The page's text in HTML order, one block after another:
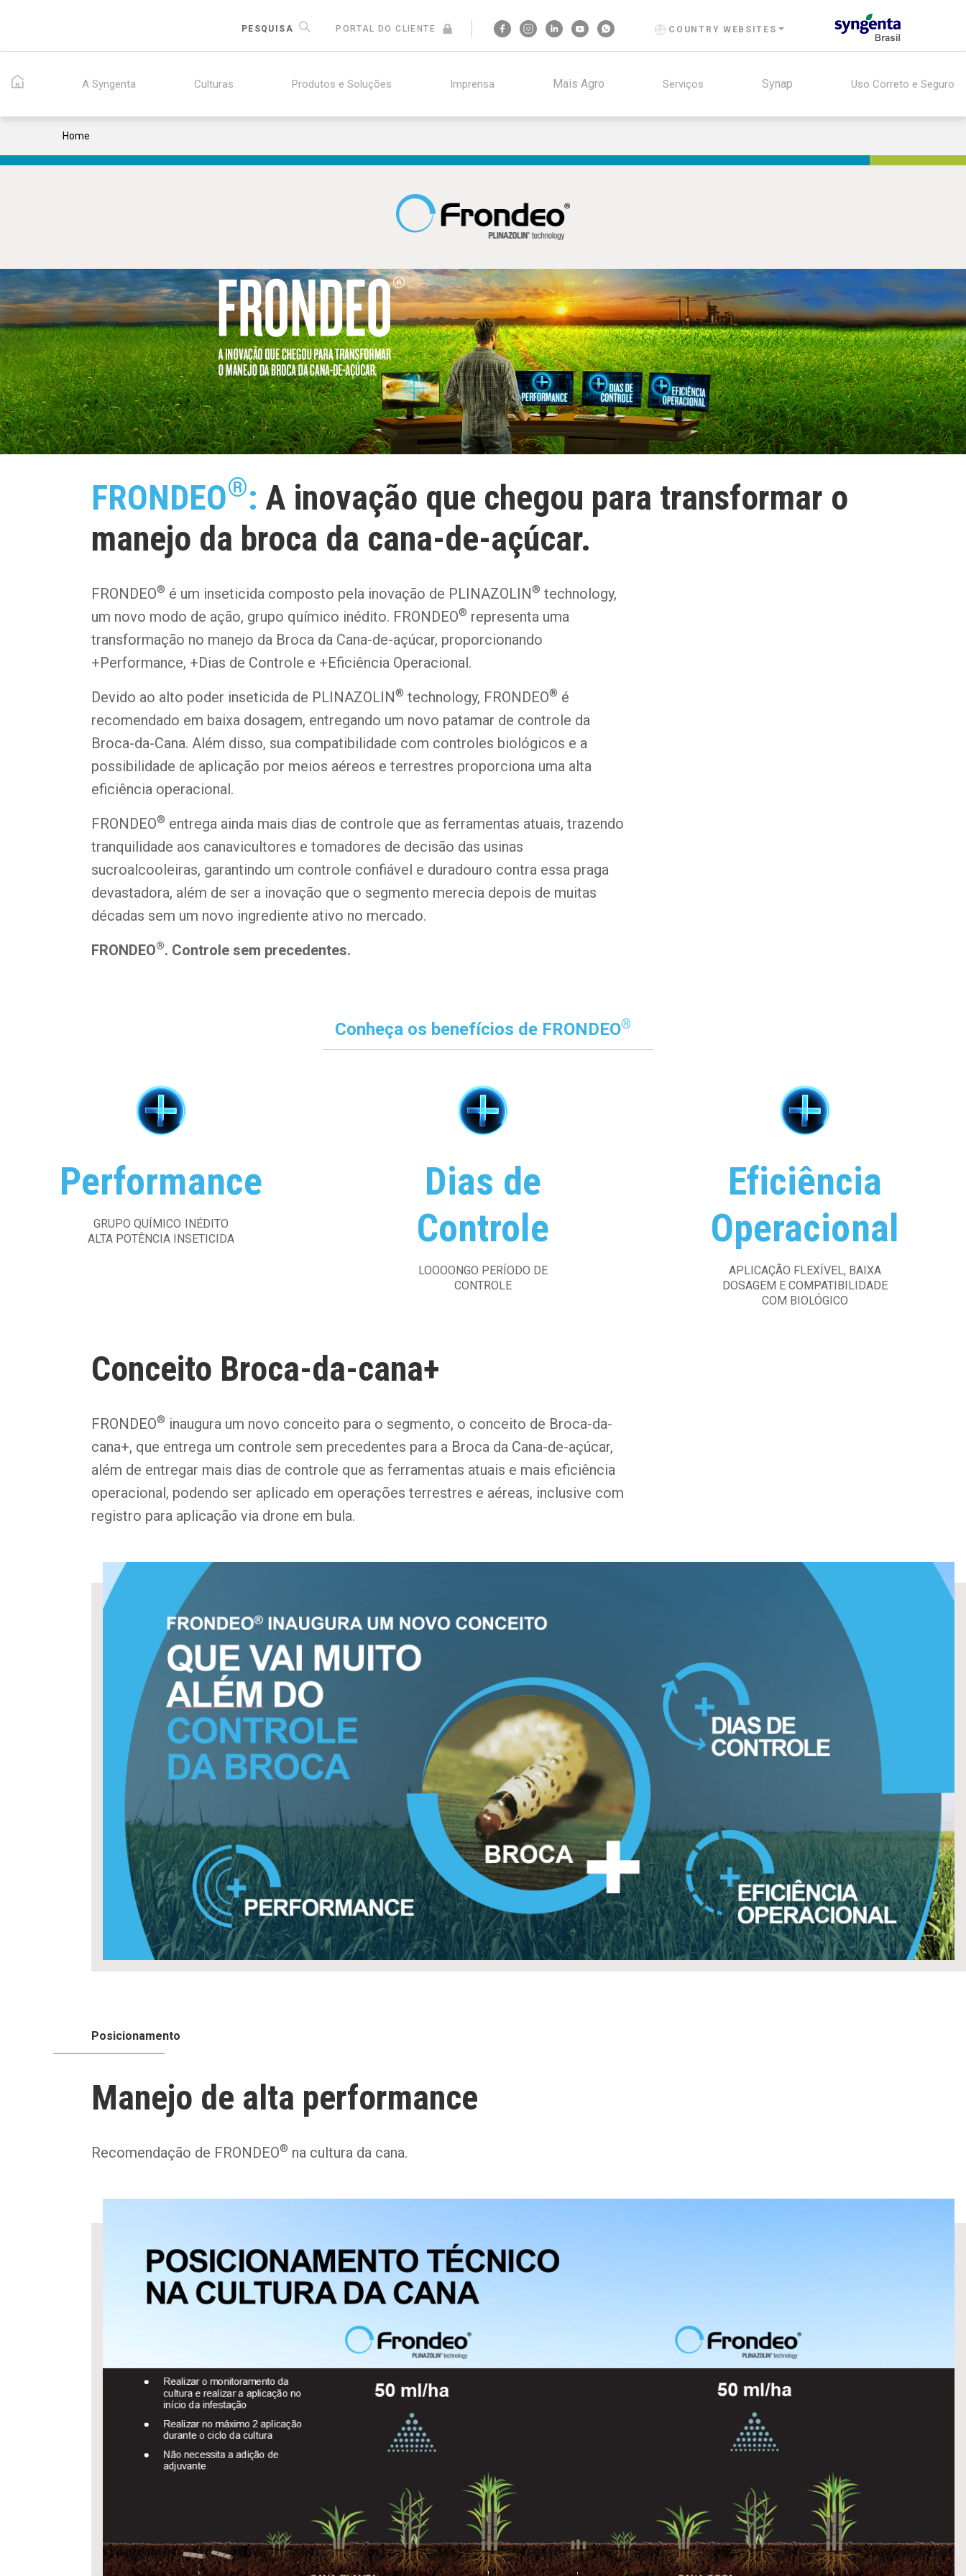
PESQUISA PORTAL DO CLIENTE COUNTRY WEBSITES
A Syngenta Culturas Produtos e Soluções Imprensa Mais Agro Serviços Synap Uso Correto e Seguro
Breadcrumb
Home
FRONDEO®: A inovação que chegou para transformar o
manejo da broca da cana-de-açúcar.
FRONDEO® é um inseticida composto pela inovação de PLINAZOLIN® technology,
um novo modo de ação, grupo químico inédito. FRONDEO® representa uma
transformação no manejo da Broca da Cana-de-açúcar, proporcionando
+Performance, +Dias de Controle e +Eficiência Operacional.
Devido ao alto poder inseticida de PLINAZOLIN® technology, FRONDEO® é
recomendado em baixa dosagem, entregando um novo patamar de controle da
Broca-da-Cana. Além disso, sua compatibilidade com controles biológicos e a
possibilidade de aplicação por meios aéreos e terrestres proporciona uma alta
eficiência operacional.
FRONDEO® entrega ainda mais dias de controle que as ferramentas atuais, trazendo
tranquilidade aos canavicultores e tomadores de decisão das usinas
sucroalcooleiras, garantindo um controle confiável e duradouro contra essa praga
devastadora, além de ser a inovação que o segmento merecia depois de muitas
décadas sem um novo ingrediente ativo no mercado.
FRONDEO®. Controle sem precedentes.
Conheça os benefícios de FRONDEO®
Performance
GRUPO QUÍMICO INÉDITO
ALTA POTÊNCIA INSETICIDA
Dias de
Controle
LOOOONGO PERÍODO DE
CONTROLE
Eficiência
Operacional
APLICAÇÃO FLEXÍVEL, BAIXA
DOSAGEM E COMPATIBILIDADE
COM BIOLÓGICO
Conceito Broca-da-cana+
FRONDEO® inaugura um novo conceito para o segmento, o conceito de Broca-da-
cana+, que entrega um controle sem precedentes para a Broca da Cana-de-açúcar,
além de entregar mais dias de controle que as ferramentas atuais e mais eficiência
operacional, podendo ser aplicado em operações terrestres e aéreas, inclusive com
registro para aplicação via drone em bula.
Posicionamento
Manejo de alta performance
Recomendação de FRONDEO® na cultura da cana.​